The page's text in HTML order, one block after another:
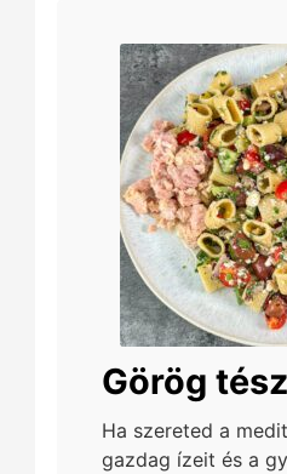
Görög
Ha szereted a
gazdag ízeit és a